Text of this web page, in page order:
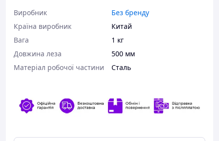
Виробник
Без бренду
Країна виробник
Китай
Вага
1 кг
Довжина леза
500 мм
Матеріал робочої частини
Сталь